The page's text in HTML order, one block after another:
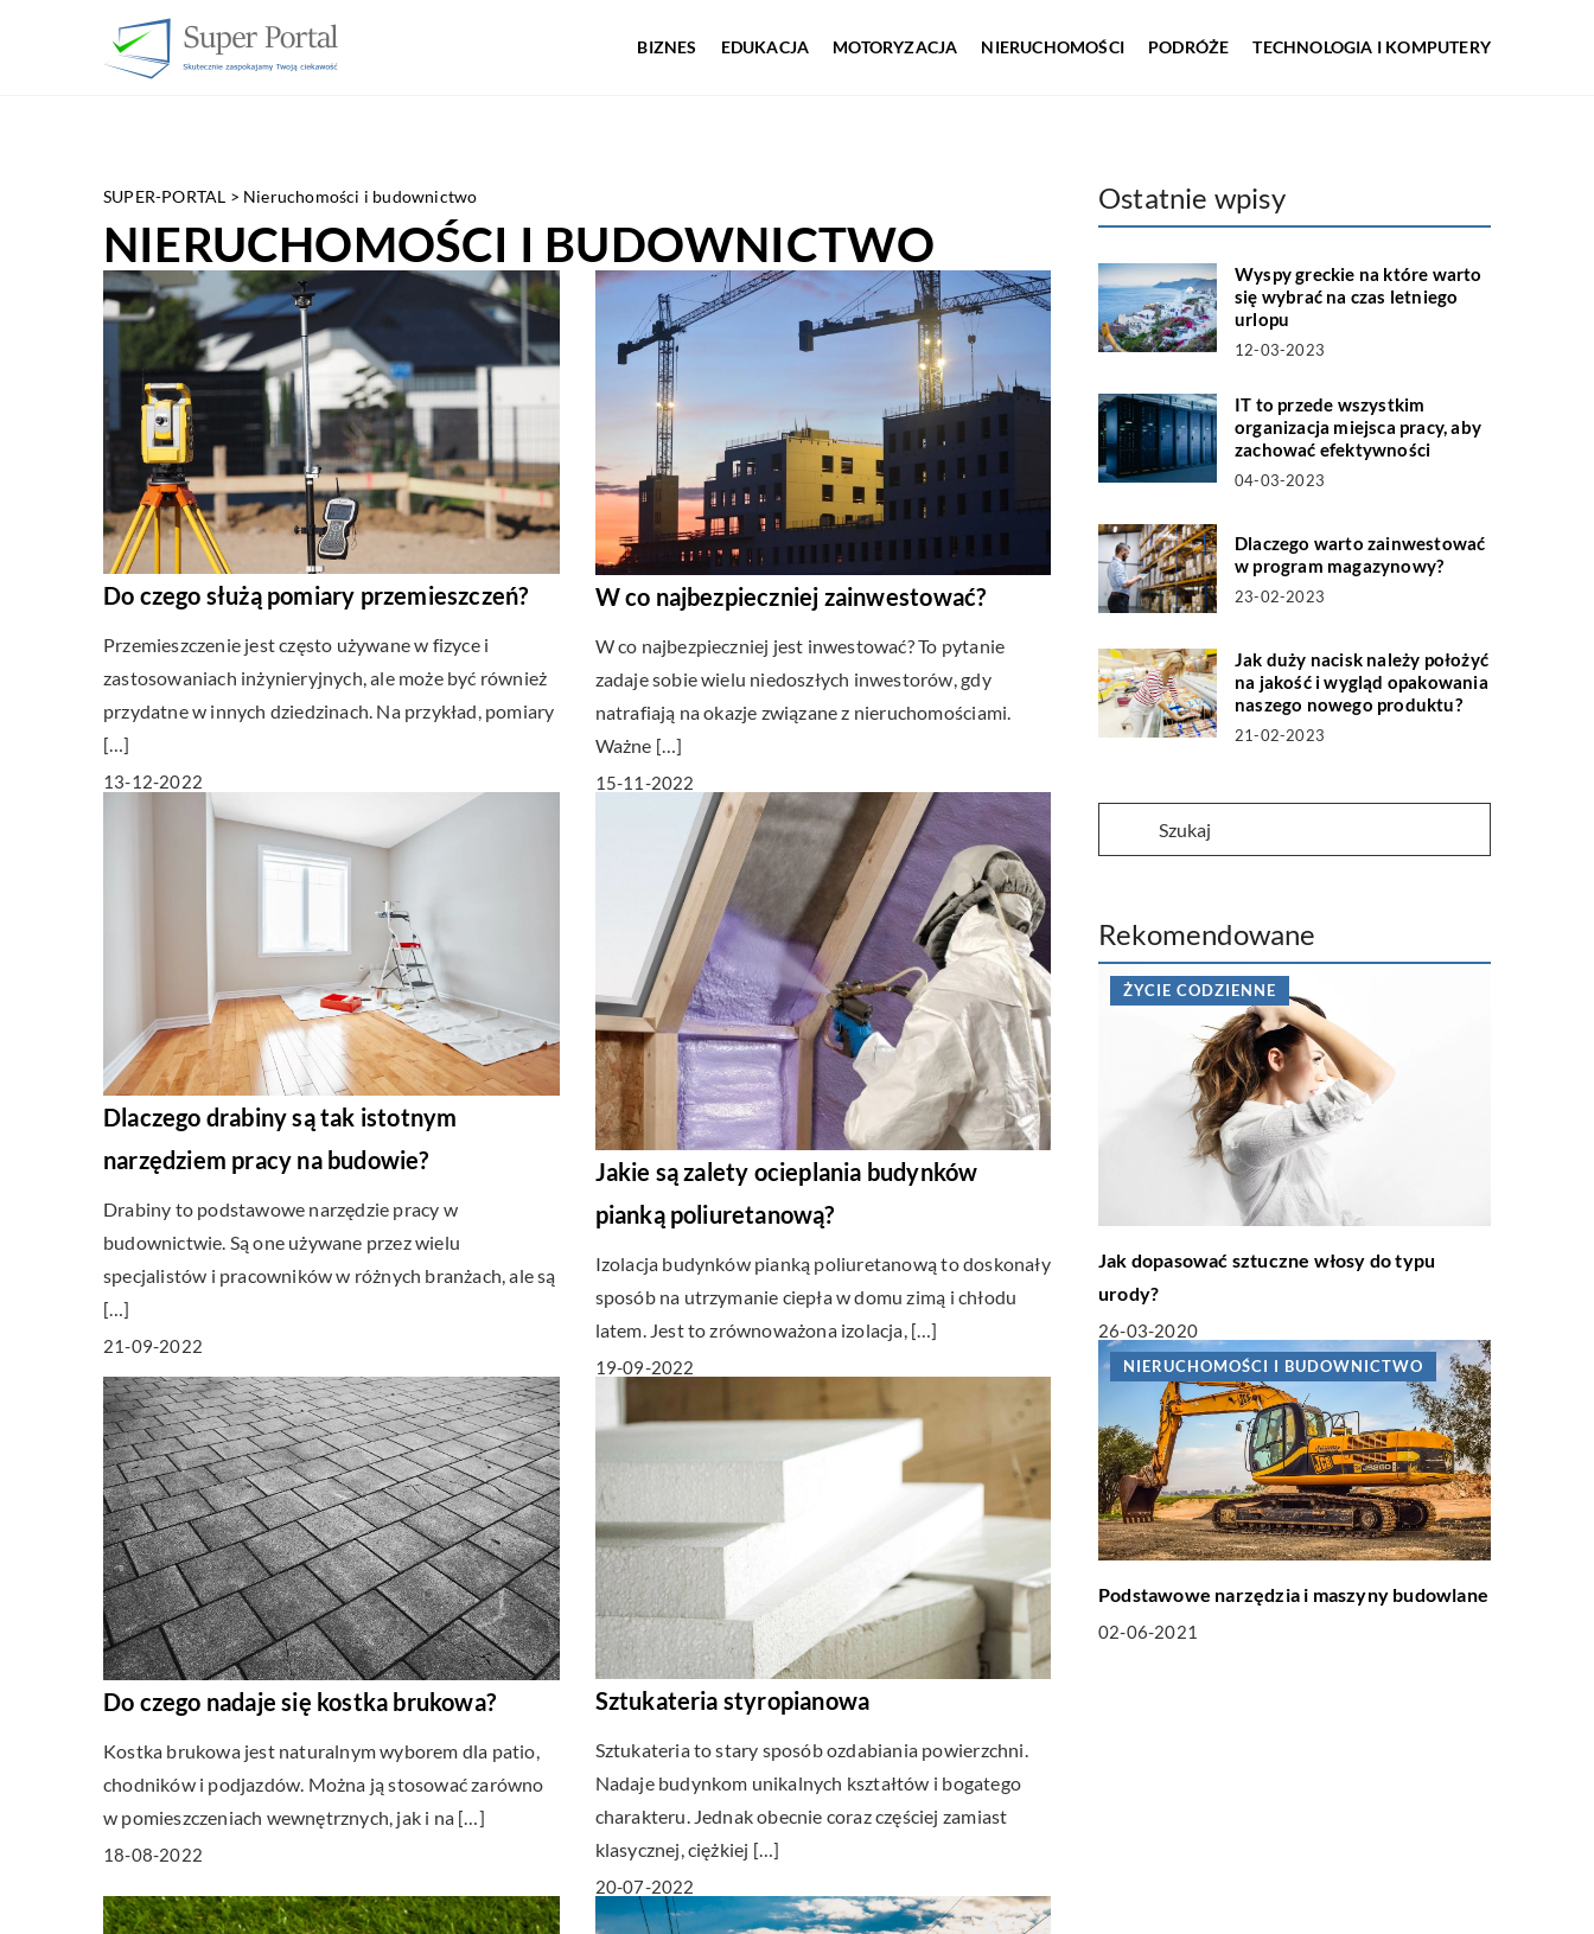
BIZNES EDUKACJA MOTORYZACJA NIERUCHOMOŚCI PODRÓŻE TECHNOLOGIA I KOMPUTERY
SUPER-PORTAL > Nieruchomości i budownictwo
NIERUCHOMOŚCI I BUDOWNICTWO
Do czego służą pomiary przemieszczeń?
Przemieszczenie jest często używane w fizyce i
zastosowaniach inżynieryjnych, ale może być również
przydatne w innych dziedzinach. Na przykład, pomiary
[…]
13-12-2022
W co najbezpieczniej zainwestować?
W co najbezpieczniej jest inwestować? To pytanie
zadaje sobie wielu niedoszłych inwestorów, gdy
natrafiają na okazje związane z nieruchomościami.
Ważne […]
15-11-2022
Dlaczego drabiny są tak istotnym
narzędziem pracy na budowie?
Drabiny to podstawowe narzędzie pracy w
budownictwie. Są one używane przez wielu
specjalistów i pracowników w różnych branżach, ale są
[…]
21-09-2022
Jakie są zalety ocieplania budynków
pianką poliuretanową?
Izolacja budynków pianką poliuretanową to doskonały
sposób na utrzymanie ciepła w domu zimą i chłodu
latem. Jest to zrównoważona izolacja, […]
19-09-2022
Do czego nadaje się kostka brukowa?
Kostka brukowa jest naturalnym wyborem dla patio,
chodników i podjazdów. Można ją stosować zarówno
w pomieszczeniach wewnętrznych, jak i na […]
18-08-2022
Sztukateria styropianowa
Sztukateria to stary sposób ozdabiania powierzchni.
Nadaje budynkom unikalnych kształtów i bogatego
charakteru. Jednak obecnie coraz częściej zamiast
klasycznej, ciężkiej […]
20-07-2022
Ostatnie wpisy
Wyspy greckie na które warto
się wybrać na czas letniego
urlopu
12-03-2023
IT to przede wszystkim
organizacja miejsca pracy, aby
zachować efektywności
04-03-2023
Dlaczego warto zainwestować
w program magazynowy?
23-02-2023
Jak duży nacisk należy położyć
na jakość i wygląd opakowania
naszego nowego produktu?
21-02-2023
Rekomendowane
ŻYCIE CODZIENNE
Jak dopasować sztuczne włosy do typu
urody?
26-03-2020
NIERUCHOMOŚCI I BUDOWNICTWO
Podstawowe narzędzia i maszyny budowlane
02-06-2021